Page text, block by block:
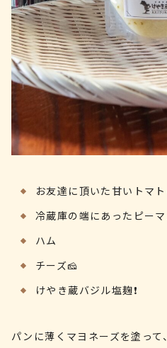
お友達に頂いた甘いトマ
冷蔵庫の端にあったピーマ
ハム
チーズ🧀
けやき蔵バジル塩麹❗️
パンに薄くマヨネーズを塗っ